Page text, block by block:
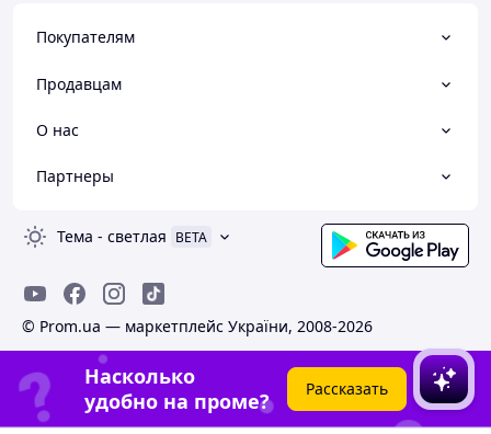
Покупателям
Продавцам
О нас
Партнеры
Тема - светлая BETA
© Prom.ua — маркетплейс України, 2008-2026
Насколько
удобно на проме?
Рассказать